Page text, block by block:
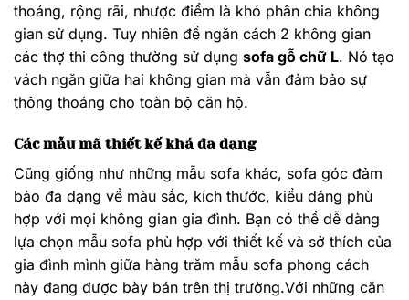
thoáng, rộng rãi, nhược điểm là khó phân chia không
gian sử dụng. Tuy nhiên để ngăn cách 2 không gian
các thợ thi công thường sử dụng sofa gỗ chữ L. Nó tạo
vách ngăn giữa hai không gian mà vẫn đảm bảo sự
thông thoáng cho toàn bộ căn hộ.
Các mẫu mã thiết kế khá đa dạng
Cũng giống như những mẫu sofa khác, sofa góc đảm
bảo đa dạng về màu sắc, kích thước, kiểu dáng phù
hợp với mọi không gian gia đình. Bạn có thể dễ dàng
lựa chọn mẫu sofa phù hợp với thiết kế và sở thích của
gia đình mình giữa hàng trăm mẫu sofa phong cách
này đang được bày bán trên thị trường.Với những căn